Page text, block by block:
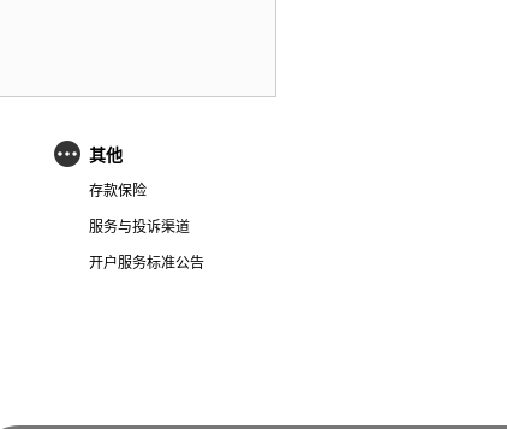
其他
存款保险
服务与投诉渠道
开户服务标准公告